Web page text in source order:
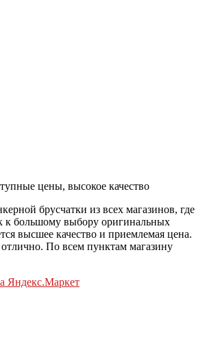
цены, высокое качество
брусчатки из всех магазинов, где
к большому выбору оригинальных
высшее качество и приемлемая цена.
отлично. По всем пунктам магазину
Яндекс.Маркет